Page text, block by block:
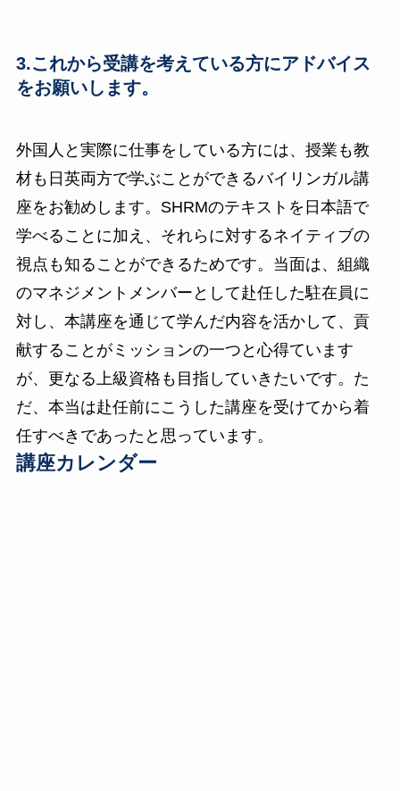
3.これから受講を考えている⽅にアドバイス
をお願いします。
外国人と実際に仕事をしている方には、授業も教
材も日英両方で学ぶことができるバイリンガル講
座をお勧めします。SHRMのテキストを日本語で
学べることに加え、それらに対するネイティブの
視点も知ることができるためです。当面は、組織
のマネジメントメンバーとして赴任した駐在員に
対し、本講座を通じて学んだ内容を活かして、貢
献することがミッションの一つと心得ています
が、更なる上級資格も目指していきたいです。た
だ、本当は赴任前にこうした講座を受けてから着
任すべきであったと思っています。
講座カレンダー